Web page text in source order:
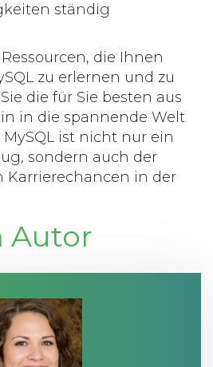
ständig
die Ihnen
zu erlernen und zu
die für Sie besten aus
in die spannende Welt
ist nicht nur ein
sondern auch der
Karrierechancen in der
Autor